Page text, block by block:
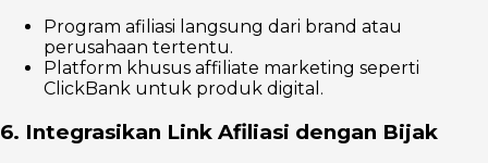
Program afiliasi langsung dari brand atau
perusahaan tertentu.
Platform khusus affiliate marketing seperti
ClickBank untuk produk digital.
6. Integrasikan Link Afiliasi dengan Bijak